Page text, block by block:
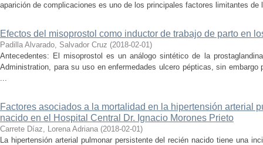
aparición de complicaciones es uno de los principales factores limitantes
Efectos del misoprostol como inductor de trabajo de parto en
Padilla Alvarado, Salvador Cruz (2018-02-01)
Antecedentes: El misoprostol es un análogo sintético de la
Administration, para su uso en enfermedades ulcero pépticas, sin
...
Factores asociados a la mortalidad en la hipertensión arterial
nacido en el Hospital Central Dr. Ignacio Morones Prieto
Carrete Díaz, Lorena Adriana (2018-02-01)
La hipertensión arterial pulmonar persistente del recién nacido tiene una